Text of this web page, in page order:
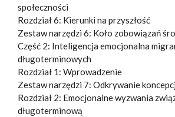
społeczności
Rozdział 6: Kierunki na przyszłość
Zestaw narzędzi 6: Koło zobowiązań
Część 2: Inteligencja emocjonalna
długoterminowych
Rozdział 1: Wprowadzenie
Zestaw narzędzi 7: Odkrywanie
Rozdział 2: Emocjonalne wyzwania
długoterminową